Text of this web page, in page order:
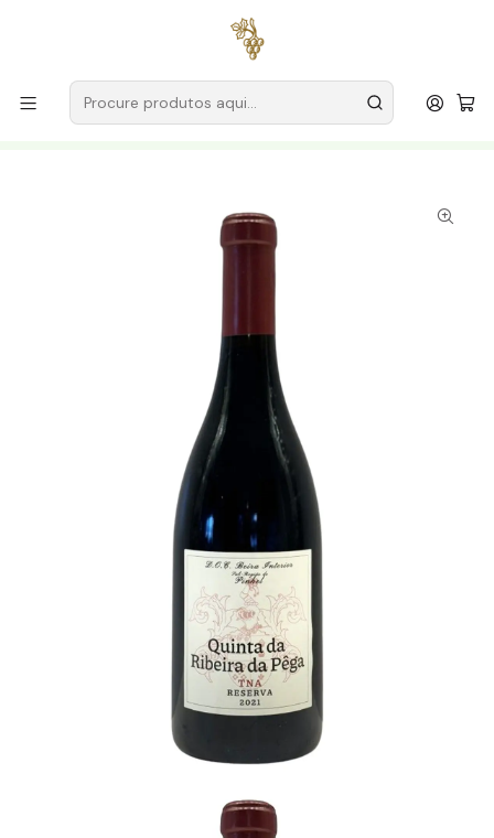
para encomendas a partir de
Produtores
Beira Interior
Quinta da Ribeira da Pêga
Quinta da Ribeira da Pêga TNA Reserva 2021 Beira Interior
Tinto 75cl